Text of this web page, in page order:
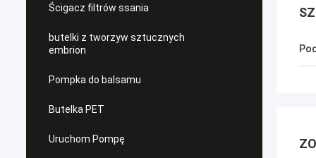
Ścigacz filtrów ssania
butelki z tworzyw sztucznych
embrion
Pompka do balsamu
Butelka PET
Uruchom Pompę